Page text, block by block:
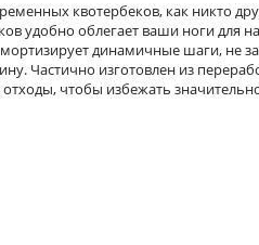
квотербеков, как никто
удобно облегает ваши ноги для
динамичные шаги, не
Частично изготовлен из
чтобы избежать